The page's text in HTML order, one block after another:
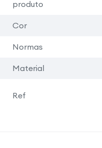
produto
Cor
Normas
Material
Ref